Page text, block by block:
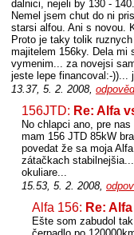
dalnici, nejeli by 130 -
Nemel jsem chut do ni
starsi alfou. Ani s novou.
Proto je taky tolik
majitelem 156ky. Dela mi
vymenim... za novejsi
jeste lepe financoval:-))...
13.37, 5. 2. 2008,
156JTD: Re: Alfa
No chlapci ano, pre
mam 156 JTD 85kW
povedat že sa moja
zátačkach
okuliare...
15.53, 5. 2. 2008,
Alfa 156: Re:
Ešte som zabudol